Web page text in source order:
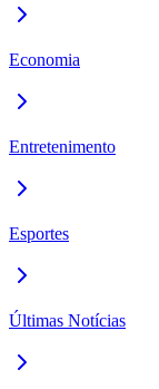
Economia
Entretenimento
Esportes
Últimas Notícias